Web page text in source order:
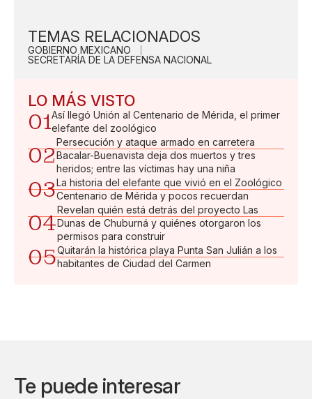
TEMAS RELACIONADOS
GOBIERNO MEXICANO
SECRETARÍA DE LA DEFENSA NACIONAL
LO MÁS VISTO
01Así llegó Unión al Centenario de Mérida, el primer
elefante del zoológico
02
Persecución y ataque armado en carretera
Bacalar-Buenavista deja dos muertos y tres
heridos; entre las víctimas hay una niña
03La historia del elefante que vivió en el Zoológico
Centenario de Mérida y pocos recuerdan
04
Revelan quién está detrás del proyecto Las
Dunas de Chuburná y quiénes otorgaron los
permisos para construir
05Quitarán la histórica playa Punta San Julián a los
habitantes de Ciudad del Carmen
Te puede interesar